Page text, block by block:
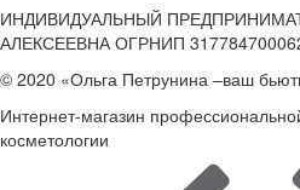
ИНДИВИДУАЛЬНЫЙ
АЛЕКСЕЕВНА ОГРНИП
© 2020 «Ольга Петрунина –ваш
Интернет-магазин
косметологии